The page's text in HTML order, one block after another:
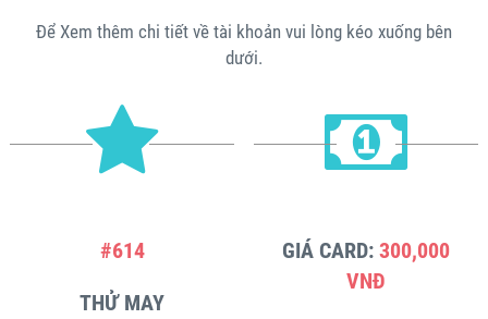
Để Xem thêm chi tiết về tài khoản vui lòng kéo xuống bên
dưới.
#614
THỬ MAY
GIÁ CARD: 300,000
VNĐ